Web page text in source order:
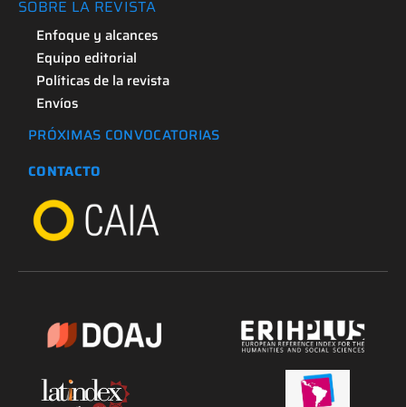
SOBRE LA REVISTA
Enfoque y alcances
Equipo editorial
Políticas de la revista
Envíos
PRÓXIMAS CONVOCATORIAS
CONTACTO